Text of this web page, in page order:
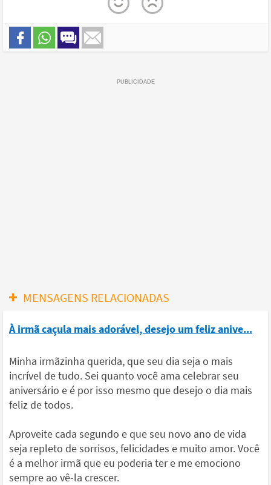
MENSAGENS RELACIONADAS
À irmã caçula mais adorável, desejo um feliz anive...
Minha irmãzinha querida, que seu dia seja o mais
incrível de tudo. Sei quanto você ama celebrar seu
aniversário e é por isso mesmo que desejo o dia mais
feliz de todos.
Aproveite cada segundo e que seu novo ano de vida
seja repleto de sorrisos, felicidades e muito amor. Você
é a melhor irmã que eu poderia ter e me emociono
sempre ao vê-la crescer.